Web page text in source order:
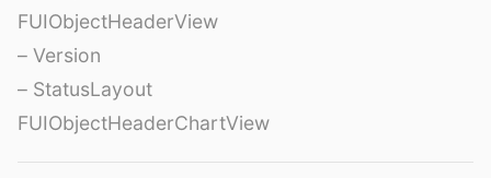
FUIObjectHeaderView
– Version
– StatusLayout
FUIObjectHeaderChartView